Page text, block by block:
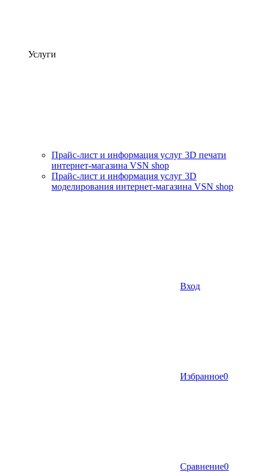
Услуги
Прайс-лист и информация услуг 3D печати
интернет-магазина VSN shop
Прайс-лист и информация услуг 3D
моделирования интернет-магазина VSN shop
Вход
Избранное0
Сравнение0